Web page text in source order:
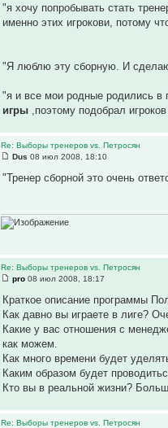
"я хочу попробывать стать
именно этих игрокови, потому
"Я люблю эту сборную. И
"я и все мои родные родились в
игры ,поэтому подобрал
Re: Выборы тренеров vs. Петросян
Dus 08 июл 2008, 18:10
"Тренер сборной это очень
Re: Выборы тренеров vs. Петросян
pro 08 июл 2008, 18:17
Краткое описание программы
Как давно вы играете в лиге?
Какие у вас отношения с
как можем.
Как много времени будет
Каким образом будет
Кто вы в реальной жизни?
Re: Выборы тренеров vs. Петросян